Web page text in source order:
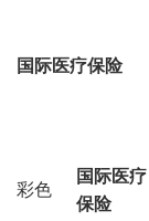
国际医疗保险
彩色
国际医疗
保险